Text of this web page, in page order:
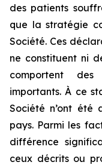
des patients
que la stratégie
Société. Ces
ne constituent ni
comportent
importants. À ce
Société n’ont été
pays. Parmi les
différence
ceux décrits ou